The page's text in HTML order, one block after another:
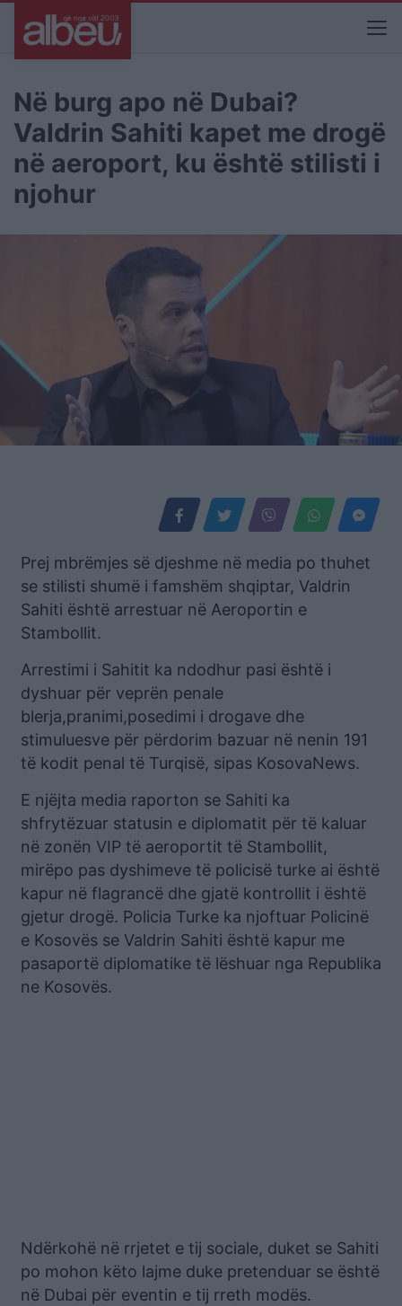
Në burg apo në Dubai?
Valdrin Sahiti kapet me drogë
në aeroport, ku është stilisti i
njohur
Prej mbrëmjes së djeshme në media po thuhet
se stilisti shumë i famshëm shqiptar, Valdrin
Sahiti është arrestuar në Aeroportin e
Stambollit.
Arrestimi i Sahitit ka ndodhur pasi është i
dyshuar për veprën penale
blerja,pranimi,posedimi i drogave dhe
stimuluesve për përdorim bazuar në nenin 191
të kodit penal të Turqisë, sipas KosovaNews.
E njëjta media raporton se Sahiti ka
shfrytëzuar statusin e diplomatit për të kaluar
në zonën VIP të aeroportit të Stambollit,
mirëpo pas dyshimeve të policisë turke ai është
kapur në flagrancë dhe gjatë kontrollit i është
gjetur drogë. Policia Turke ka njoftuar Policinë
e Kosovës se Valdrin Sahiti është kapur me
pasaportë diplomatike të lëshuar nga Republika
ne Kosovës.
Ndërkohë në rrjetet e tij sociale, duket se Sahiti
po mohon këto lajme duke pretenduar se është
në Dubai për eventin e tij rreth modës.